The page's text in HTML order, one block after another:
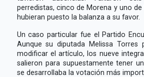
perredistas, cinco de Morena y uno de
hubieran puesto la balanza a su favor.
Un caso particular fue el Partido
Aunque su diputada Melissa Torres
modificar el artículo, los nueve
salieron para supuestamente tener
se desarrollaba la votación más